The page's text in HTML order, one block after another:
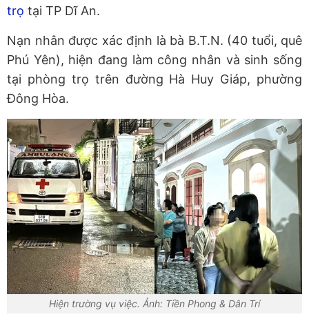
trọ tại TP Dĩ An.
Nạn nhân được xác định là bà B.T.N. (40 tuổi, quê
Phú Yên), hiện đang làm công nhân và sinh sống
tại phòng trọ trên đường Hà Huy Giáp, phường
Đông Hòa.
Hiện trường vụ việc. Ảnh: Tiền Phong & Dân Trí